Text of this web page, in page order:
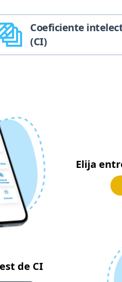
Coeficiente
(CI)
de CI
Elija